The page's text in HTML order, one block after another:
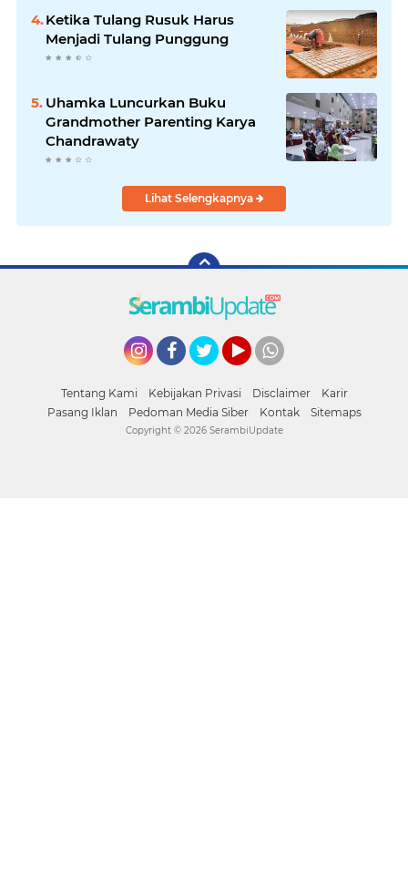
Ketika Tulang Rusuk Harus
Menjadi Tulang Punggung
Uhamka Luncurkan Buku
Grandmother Parenting Karya
Chandrawaty
Lihat Selengkapnya
Tentang Kami Kebijakan Privasi Disclaimer
Karir
Pasang Iklan
Pedoman Media Siber Kontak Sitemaps
Copyright © 2026 SerambiUpdate